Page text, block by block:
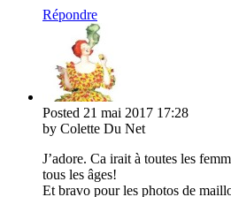
Répondre
Posted 21 mai 2017 17:28
by Colette Du Net
J’adore. Ca irait à toutes les
tous les âges!
Et bravo pour les photos de